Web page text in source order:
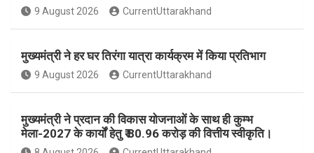
o r
a
m
e
s
r e
9 August 2026 CurrentUttarakhand
मुख्यमंत्री ने हर घर तिरंगा यात्रा कार्यक्रम में किया प्रतिभाग
9 August 2026 CurrentUttarakhand
मुख्यमंत्री ने प्रदान की विकास योजनाओं के साथ ही कुम्भ
मेला-2027 के कार्यों हेतु ₹ 80.96 करोड़ की वित्तीय स्वीकृति।